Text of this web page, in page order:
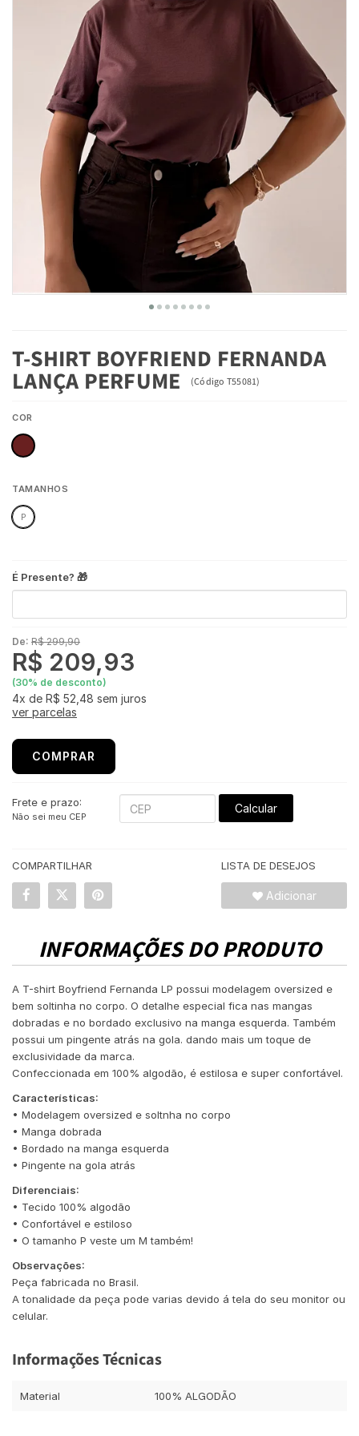
T-SHIRT BOYFRIEND FERNANDA
LANÇA PERFUME (Código T55081)
COR
TAMANHOS
P
É Presente? 🎁
De: R$ 299,90
R$ 209,93
(30% de desconto)
4x de R$ 52,48 sem juros
ver parcelas
COMPRAR
Frete e prazo:
Não sei meu CEP
Calcular
COMPARTILHAR LISTA DE DESEJOS
Adicionar
INFORMAÇÕES DO PRODUTO
A T-shirt Boyfriend Fernanda LP possui modelagem oversized e
bem soltinha no corpo. O detalhe especial fica nas mangas
dobradas e no bordado exclusivo na manga esquerda. Também
possui um pingente atrás na gola. dando mais um toque de
exclusividade da marca.
Confeccionada em 100% algodão, é estilosa e super confortável.
Características:
• Modelagem oversized e soltnha no corpo
• Manga dobrada
• Bordado na manga esquerda
• Pingente na gola atrás
Diferenciais:
• Tecido 100% algodão
• Confortável e estiloso
• O tamanho P veste um M também!
Observações:
Peça fabricada no Brasil.
A tonalidade da peça pode varias devido á tela do seu monitor ou
celular.
Informações Técnicas
Material 100% ALGODÃO